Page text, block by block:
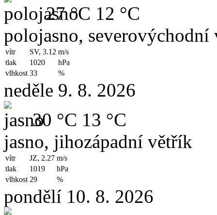
27 °C 12 °C
polojasno, severovýchodní
vítr SV, 3.12 m/s
tlak
1020
hPa
vlhkost 33 %
neděle 9. 8. 2026
30 °C 13 °C
jasno, jihozápadní větřík
vítr JZ, 2.27 m/s
tlak
1019
hPa
vlhkost 29 %
pondělí 10. 8. 2026